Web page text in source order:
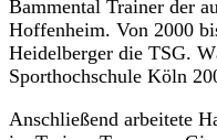
Bammental Trainer der
Hoffenheim. Von 2000
Heidelberger die TSG.
Sporthochschule Köln
Anschließend arbeitete